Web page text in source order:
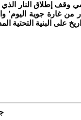
من غارة جوية اليوم'
على البنية التحتية